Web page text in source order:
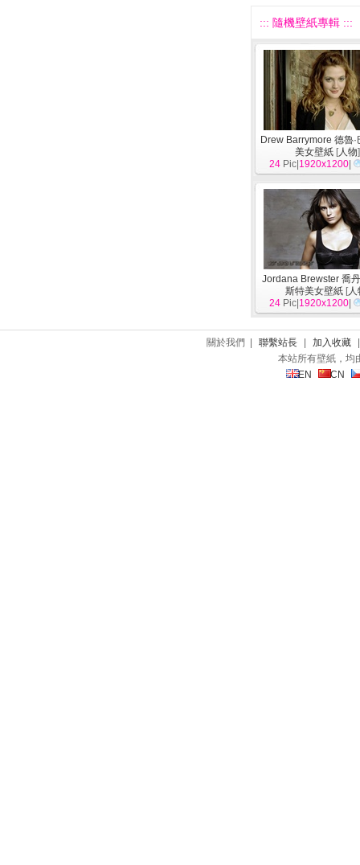
::: 隨機壁紙專輯 :::
Drew Barrymore 德魯·
美女壁紙 [人物]
24 Pic| 1920x1200
Jordana Brewster 喬
斯特美女壁紙 [人
24 Pic| 1920x1200
關於我們 | 聯繫站長 加入收藏
本站所有壁紙，均
EN
CN